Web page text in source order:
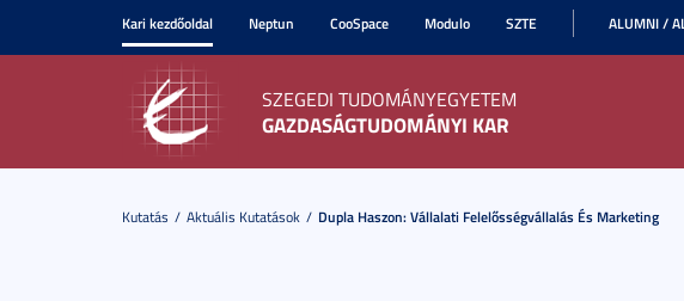
Kari kezdőoldal Neptun CooSpace Modulo SZTE ALUMNI /
SZEGEDI TUDOMÁNYEGYETEM
GAZDASÁGTUDOMÁNYI KAR
Kutatás Aktuális Kutatások Dupla Haszon: Vállalati Felelősségvállalás És Marketing